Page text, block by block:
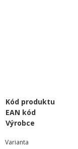
Kód produktu
EAN kód
Výrobce
Varianta